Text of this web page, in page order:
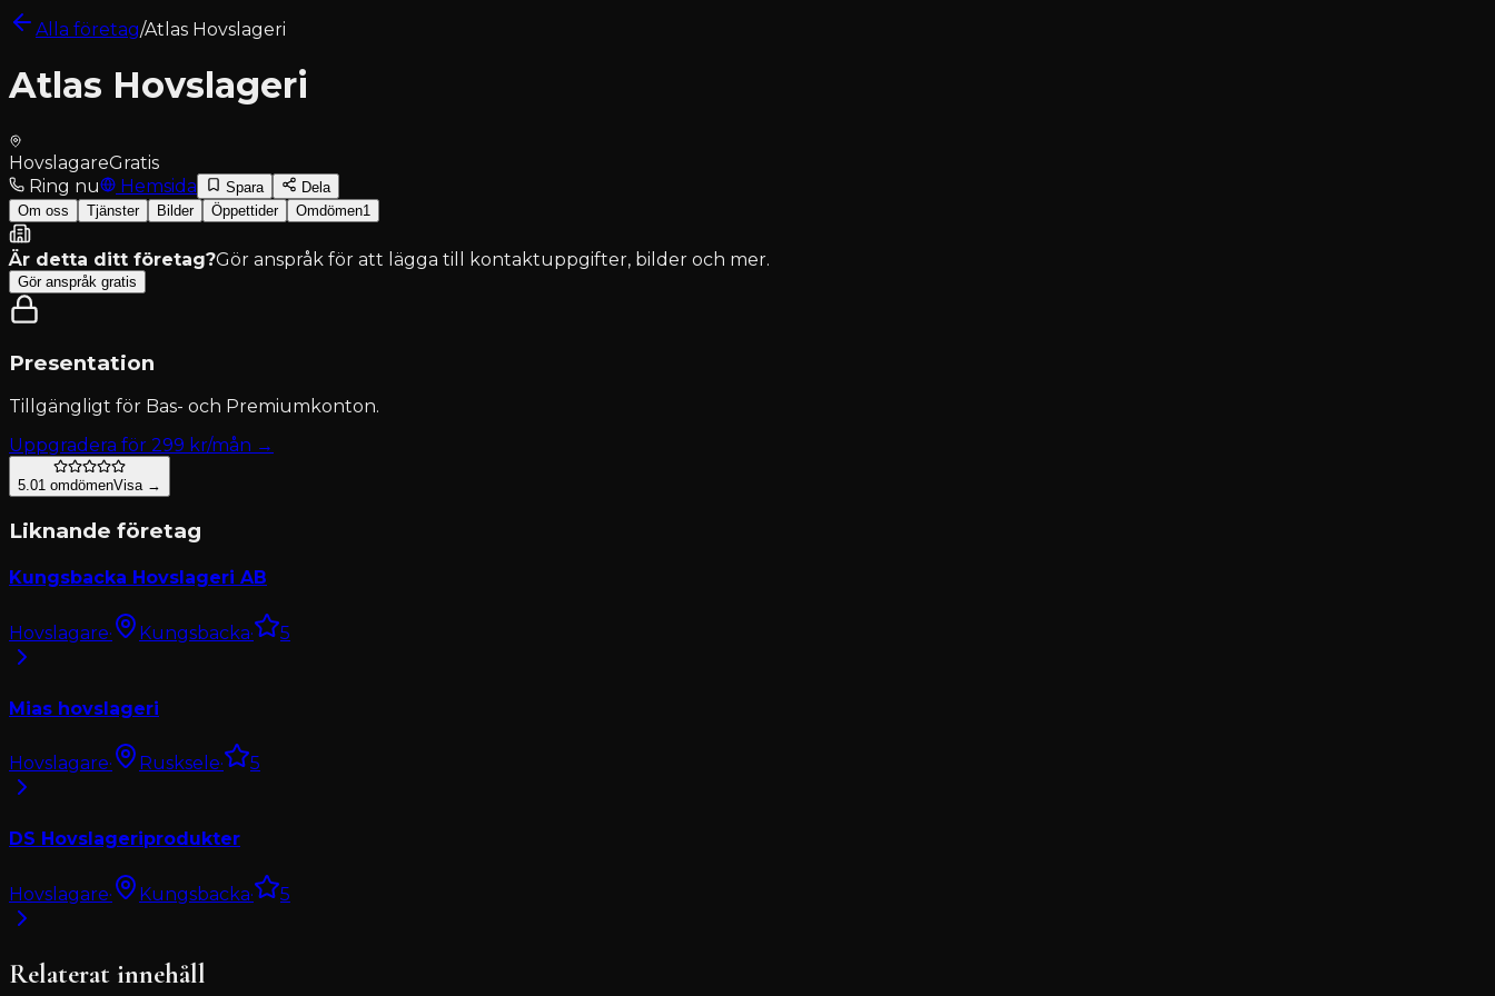
Alla företag/Atlas Hovslageri
Atlas Hovslageri
HovslagareGratis
Ring nu
Hemsida Spara
Dela
Om oss
Tjänster Bilder Öppettider Omdömen1
Är detta ditt företag?Gör anspråk för att lägga till kontaktuppgifter, bilder och mer.
Gör anspråk gratis
Presentation
Tillgängligt för Bas- och Premiumkonton.
Uppgradera för 299 kr/mån →
5.01 omdömenVisa →
Liknande företag
Kungsbacka Hovslageri AB
Hovslagare· Kungsbacka· 5
Mias hovslageri
Hovslagare· Rusksele· 5
DS Hovslageriprodukter
Hovslagare· Kungsbacka· 5
Relaterat innehåll